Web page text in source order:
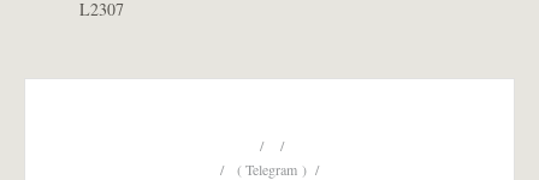
L2307
/ /
/ ( Telegram ) /